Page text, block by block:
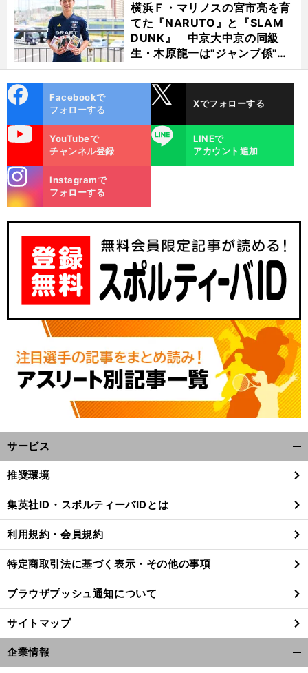
横浜Ｆ・マリノスの宮市亮を育
てた『NARUTO』と『SLAM
DUNK』 中京大中京の同級
生・木原龍一は"ジャンプ係"だ
った
ok
Facebookで
フォローする
Xでフォローする
YouTubeで
チャンネル登録
LINE
LINEで
アカウント追加
m
Instagramで
フォローする
サービス
閉
る
推奨環境
集英社ID・スポルティーバIDとは
利用規約・会員規約
特定商取引法に基づく表示・その他の事項
ブラウザプッシュ通知について
サイトマップ
企業情報